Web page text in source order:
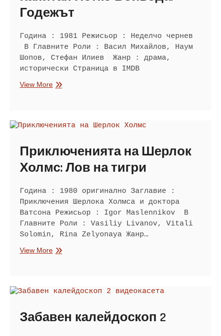
Годежът
Година : 1981 Режисьор : Неделчо чернев
В Главните Роли : Васил Михайлов, Наум
Шопов, Стефан Илиев Жанр : драма,
исторически Страница в IMDB
View MoreКапитан
Приключенията на Шерлок
Холмс: Лов на тигри
Година : 1980 оригинално Заглавие :
Приключения Шерлока Холмса и доктора
Ватсона Режисьор : Igor Maslennikov В
Главните Роли : Vasiliy Livanov, Vitali
Solomin, Rina Zelyonaya Жанр…
View MoreПриключенията
Лов
Забавен калейдоскоп 2